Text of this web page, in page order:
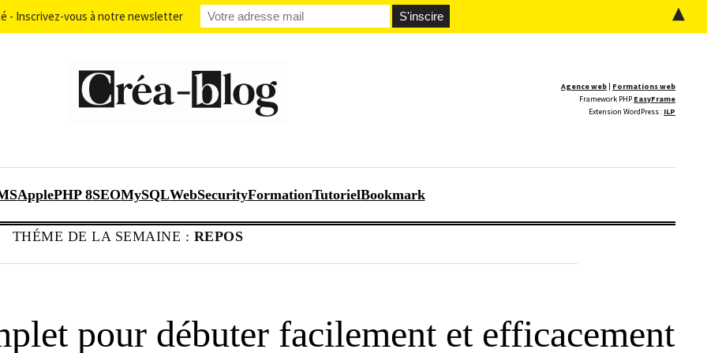
Agence web | Formations web
Framework PHP EasyFrame
Extension WordPress : ILP
ApplePHP 8SEOMySQLWebSecurityFormationTutorielBookmark
THÉME DE LA SEMAINE : REPOS
pour débuter facilement et efficacement
- Inscrivez-vous à notre newsletter ▲